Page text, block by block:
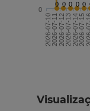
0 0 0 0 0
2026-07-102026-07-112026-07-122026-07-132026-07-142026-07-15
0